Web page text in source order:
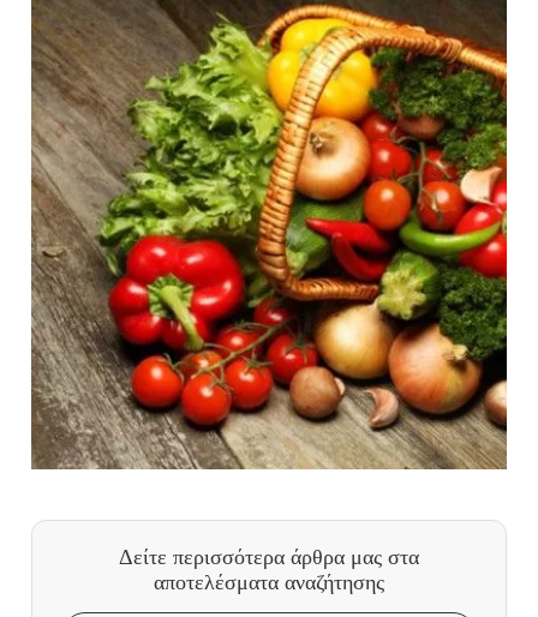
Δείτε περισσότερα άρθρα μας στα
αποτελέσματα αναζήτησης